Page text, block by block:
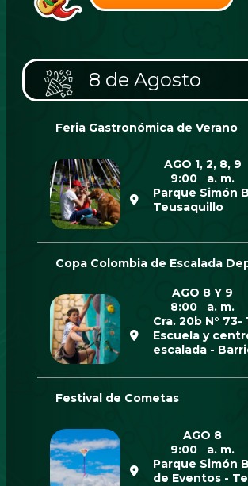
8 de Agosto
AGO 1, 2, 8, 9
9:00 a. m.
Feria Gastronómica de Verano
Parque Simón
Teusaquillo
AGO 8 Y 9
8:00 a. m.
Copa Colombia de Escalada
Cra. 20b N° 73-
Escuela y
escalada -
AGO 8
9:00 a. m.
Festival de Cometas
Parque Simón
de Eventos -